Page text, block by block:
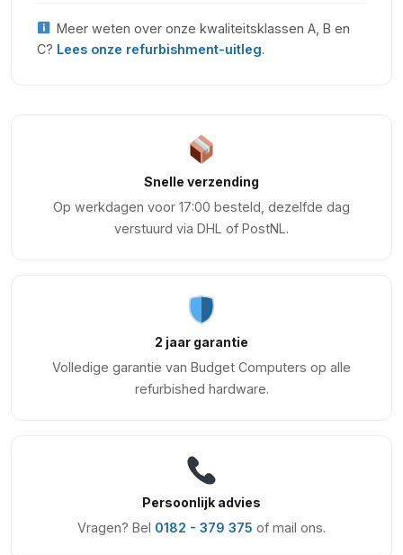
Meer weten over onze kwaliteitsklassen A, B en
C? Lees onze refurbishment-uitleg.
Snelle verzending
Op werkdagen voor 17:00 besteld, dezelfde dag
verstuurd via DHL of PostNL.
2 jaar garantie
Volledige garantie van Budget Computers op alle
refurbished hardware.
Persoonlijk advies
Vragen? Bel 0182 - 379 375 of mail ons.